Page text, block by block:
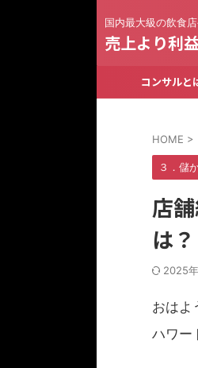
国内最大級の飲食
売上より利
コンサルと
HOME >
３．儲
店
は？
2025
おはよ
ハワー